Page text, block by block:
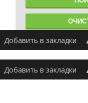
Добавить в закладки
Добавить в закладки